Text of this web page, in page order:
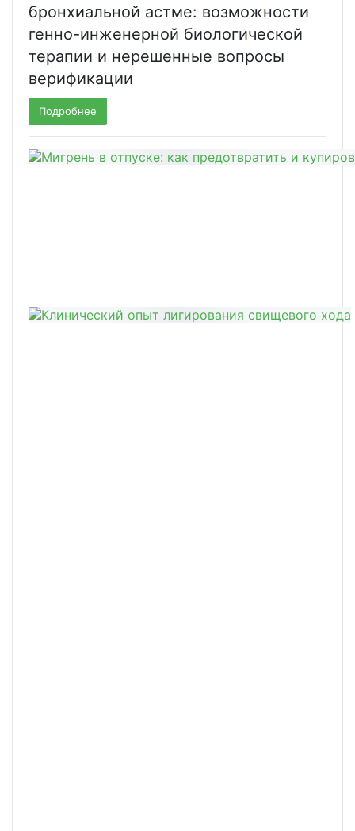
бронхиальной астме: возможности
генно-инженерной биологической
терапии и нерешенные вопросы
верификации
Подробнее